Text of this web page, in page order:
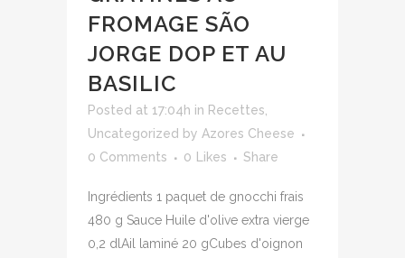
FROMAGE SÃO
JORGE DOP ET AU
BASILIC
Posted at 17:04h in Recettes
Uncategorized by Azores Cheese
0 Comments
0 Likes Share
Ingrédients 1 paquet de gnocchi frais
480 g Sauce Huile d'olive extra vierge
0,2 dlAil laminé 20 gCubes d'oignon